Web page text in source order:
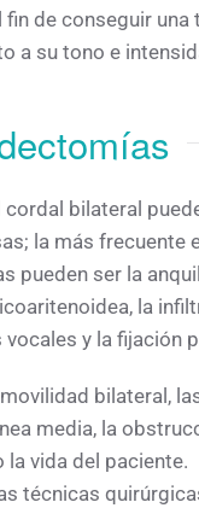
fin de conseguir
a su tono e
cordal bilateral
la más frecuente
pueden ser la
la
vocales y la fijación
bilateral,
media, la
la vida del paciente.
técnicas